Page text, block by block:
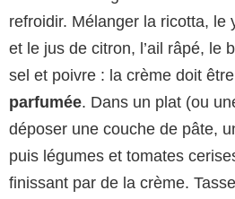
refroidir. Mélanger la ricotta, le
et le jus de citron, l’ail râpé, le
sel et poivre : la crème doit être
parfumée. Dans un plat (ou
déposer une couche de pâte,
puis légumes et tomates
finissant par de la crème.